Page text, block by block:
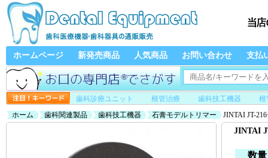
ホームページ 新発売商品 人気商品 お問い合わせ 支払
歯科診療ユニット 根管治療 歯科技工機器
根
ホーム
歯科関連製品 歯科技工機器 石膏モデルトリマー JINTAI JT-
JINTAI
数量